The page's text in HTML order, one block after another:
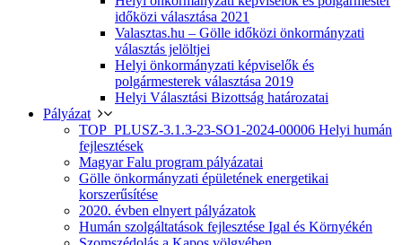
időközi választása 2021
Valasztas.hu – Gölle időközi önkormányzati
választás jelöltjei
Helyi önkormányzati képviselők és
polgármesterek választása 2019
Helyi Választási Bizottság határozatai
Pályázat
TOP_PLUSZ-3.1.3-23-SO1-2024-00006 Helyi humán
fejlesztések
Magyar Falu program pályázatai
Gölle önkormányzati épületének energetikai
korszerűsítése
2020. évben elnyert pályázatok
Humán szolgáltatások fejlesztése Igal és Környékén